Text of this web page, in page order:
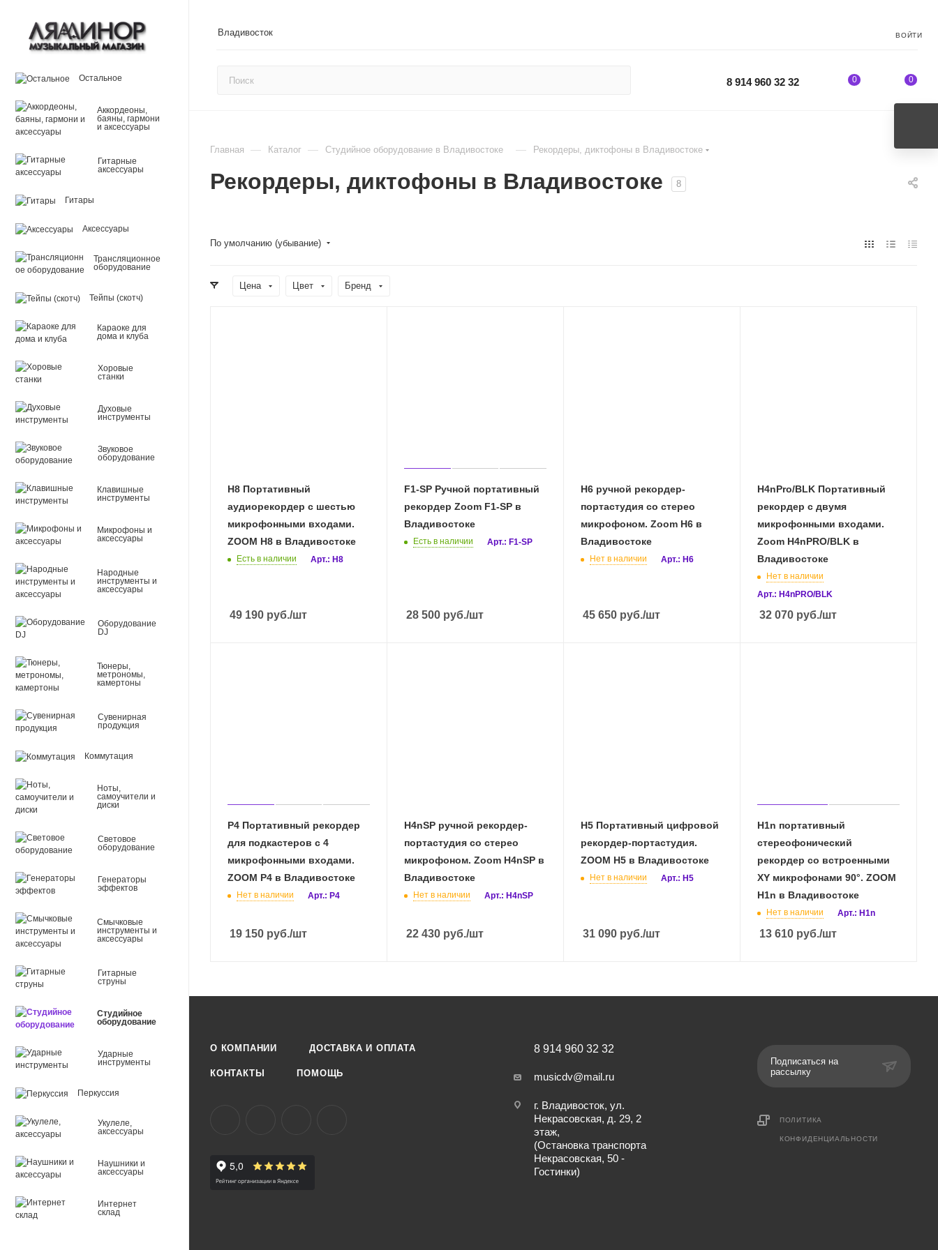
Владивосток ВОЙТИ
8 914 960 32 32 0 0
Остальное
Аккордеоны,
баяны, гармони
и аксессуары
Гитарные
аксессуары
Гитары
Аксессуары
Трансляционное
оборудование
Тейпы (скотч)
Караоке для
дома и клуба
Хоровые
станки
Духовые
инструменты
Звуковое
оборудование
Клавишные
инструменты
Микрофоны и
аксессуары
Народные
инструменты и
аксессуары
Оборудование
DJ
Тюнеры,
метрономы,
камертоны
Сувенирная
продукция
Коммутация
Ноты,
самоучители и
диски
Световое
оборудование
Генераторы
эффектов
Смычковые
инструменты и
аксессуары
Гитарные
струны
Студийное
оборудование
Ударные
инструменты
Перкуссия
Укулеле,
аксессуары
Наушники и
аксессуары
Интернет
склад
Главная — Каталог — Студийное оборудование в Владивостоке — Рекордеры, диктофоны в Владивостоке
Рекордеры, диктофоны в Владивостоке 8
По умолчанию (убывание)
Цена Цвет Бренд
H8 Портативный
аудиорекордер с шестью
микрофонными входами.
ZOOM H8 в Владивостоке
Есть в наличии Арт.: H8
49 190 руб./шт
F1-SP Ручной портативный
рекордер Zoom F1-SP в
Владивостоке
Есть в наличии Арт.: F1-SP
28 500 руб./шт
H6 ручной рекордер-
портастудия со стерео
микрофоном. Zoom H6 в
Владивостоке
Нет в наличии Арт.: H6
45 650 руб./шт
H4nPro/BLK Портативный
рекордер с двумя
микрофонными входами.
Zoom H4nPRO/BLK в
Владивостоке
Нет в наличии
Арт.: H4nPRO/BLK
32 070 руб./шт
P4 Портативный рекордер
для подкастеров с 4
микрофонными входами.
ZOOM P4 в Владивостоке
Нет в наличии Арт.: P4
19 150 руб./шт
H4nSP ручной рекордер-
портастудия со стерео
микрофоном. Zoom H4nSP в
Владивостоке
Нет в наличии Арт.: H4nSP
22 430 руб./шт
H5 Портативный цифровой
рекордер-портастудия.
ZOOM H5 в Владивостоке
Нет в наличии Арт.: H5
31 090 руб./шт
H1n портативный
стереофонический
рекордер со встроенными
XY микрофонами 90°. ZOOM
H1n в Владивостоке
Нет в наличии Арт.: H1n
13 610 руб./шт
О КОМПАНИИ ДОСТАВКА И ОПЛАТА
КОНТАКТЫ ПОМОЩЬ
8 914 960 32 32
musicdv@mail.ru
г. Владивосток, ул.
Некрасовская, д. 29, 2
этаж,
(Остановка транспорта
Некрасовская, 50 -
Гостинки)
Подписаться на
рассылку
ПОЛИТИКА
КОНФИДЕНЦИАЛЬНОСТИ